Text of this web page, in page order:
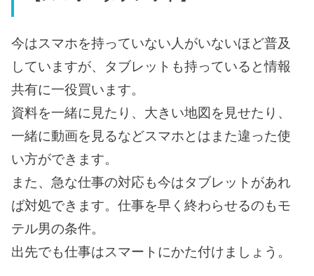
今はスマホを持っていない人がいないほど普及
していますが、タブレットも持っていると情報
共有に一役買います。
資料を一緒に見たり、大きい地図を見せたり、
一緒に動画を見るなどスマホとはまた違った使
い方ができます。
また、急な仕事の対応も今はタブレットがあれ
ば対処できます。仕事を早く終わらせるのもモ
テル男の条件。
出先でも仕事はスマートにかた付けましょう。